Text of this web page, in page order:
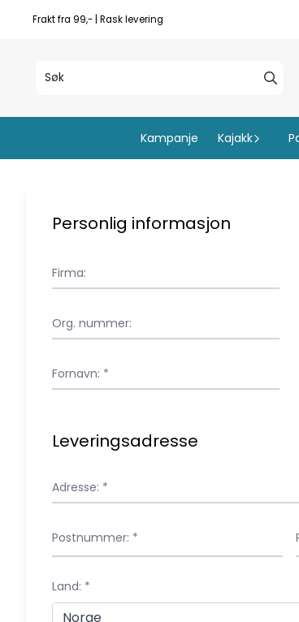
Hopp til innhold
Frakt fra 99,- | Rask levering
Kampanje Kajakk
Personlig informasjon
Firma:
Org. nummer:
Fornavn: *
Leveringsadresse
Adresse: *
Postnummer: *
Land: *